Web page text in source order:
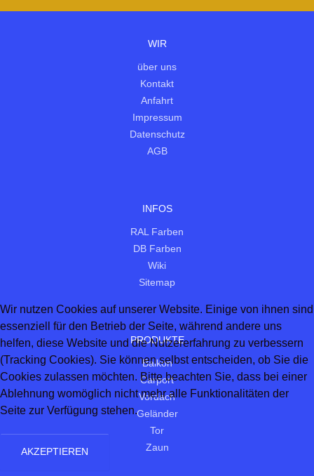
WIR
über uns
Kontakt
Anfahrt
Impressum
Datenschutz
AGB
INFOS
RAL Farben
DB Farben
Wiki
Sitemap
PRODUKTE
Balkon
Carport
Vordach
Geländer
Tor
Zaun
Wir nutzen Cookies auf unserer Website. Einige von ihnen sind
essenziell für den Betrieb der Seite, während andere uns
helfen, diese Website und die Nutzererfahrung zu verbessern
(Tracking Cookies). Sie können selbst entscheiden, ob Sie die
Cookies zulassen möchten. Bitte beachten Sie, dass bei einer
Ablehnung womöglich nicht mehr alle Funktionalitäten der
Seite zur Verfügung stehen.
AKZEPTIEREN